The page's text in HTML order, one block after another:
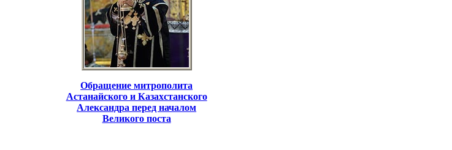
Обращение митрополита
Астанайского и Казахстанского
Александра перед началом
Великого поста